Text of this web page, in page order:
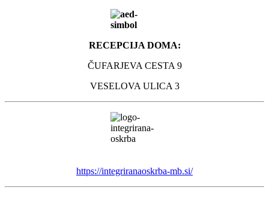
RECEPCIJA DOMA:
ČUFARJEVA CESTA 9
VESELOVA ULICA 3
https://integriranaoskrba-mb.si/